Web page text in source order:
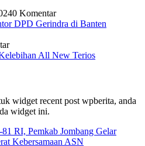
0 Komentar
DPD Gerindra di Banten
All New Terios
widget recent post wpberita, anda
widget ini.